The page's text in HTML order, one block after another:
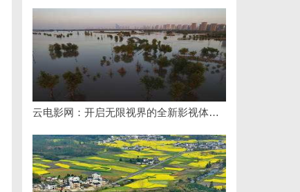
云电影网：开启无限视界的全新影视体验之旅